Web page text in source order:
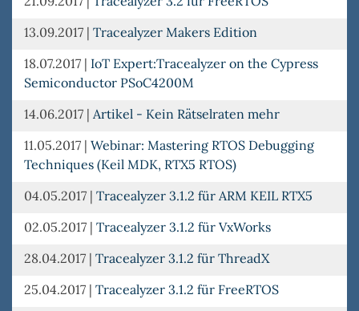
13.09.2017 | Tracealyzer Makers Edition
18.07.2017 | IoT Expert:Tracealyzer on the Cypress
Semiconductor PSoC4200M
14.06.2017 | Artikel - Kein Rätselraten mehr
11.05.2017 | Webinar: Mastering RTOS Debugging
Techniques (Keil MDK, RTX5 RTOS)
04.05.2017 | Tracealyzer 3.1.2 für ARM KEIL RTX5
02.05.2017 | Tracealyzer 3.1.2 für VxWorks
28.04.2017 | Tracealyzer 3.1.2 für ThreadX
25.04.2017 | Tracealyzer 3.1.2 für FreeRTOS